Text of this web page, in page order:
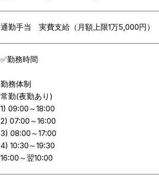
通勤手当 実費支給（月額上限1万5,000円）
✅勤務時間
勤務体制
常勤(夜勤あり)
1) 09:00～18:00
2) 07:00～16:00
3) 08:00～17:00
4) 10:30～19:30